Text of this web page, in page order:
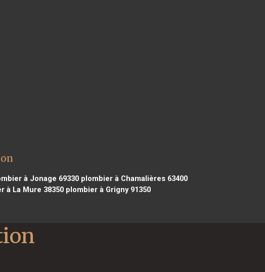
à Jonage 69330 plombier à Chamalières 63400
à La Mure 38350 plombier à Grigny 91350